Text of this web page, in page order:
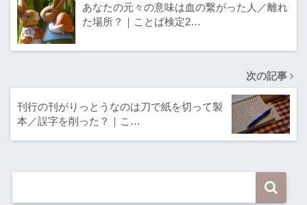
あなたの元々の意味は血の繋がった人／離れ
た場所？｜ことば検定2…
次の記事
刊行の刊がりっとうなのは刀で紙を切って製
本／誤字を削った？｜こ…